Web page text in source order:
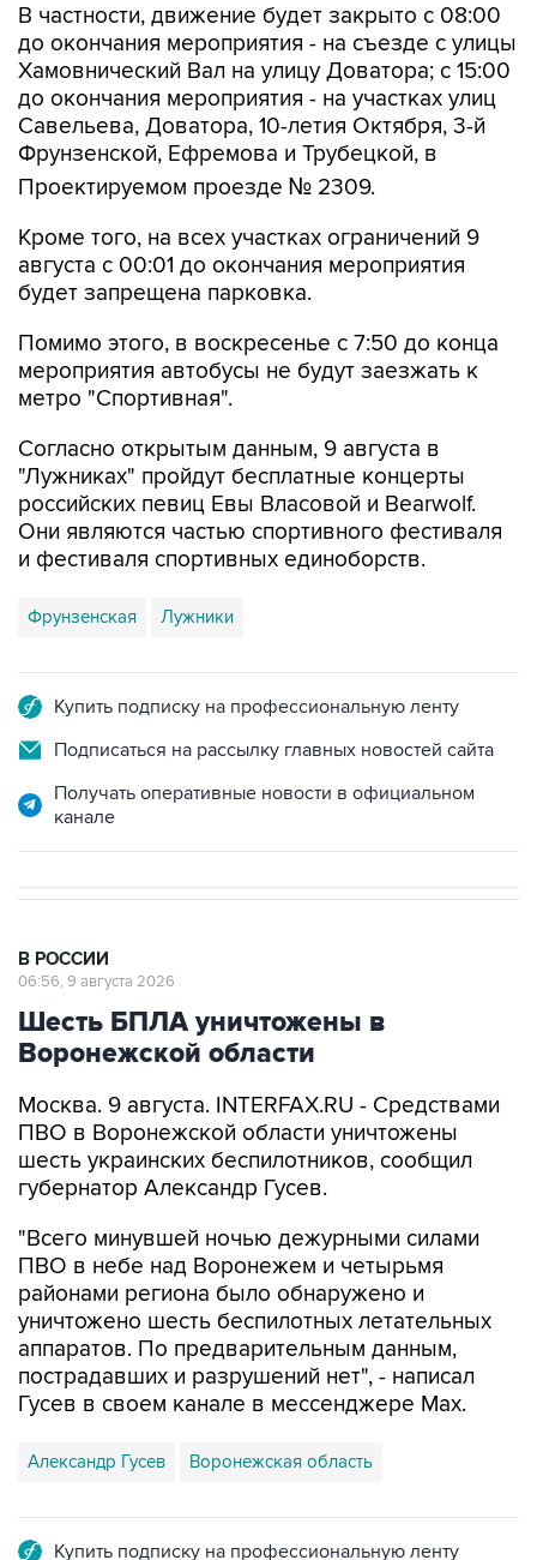
В частности, движение будет закрыто с 08:00
до окончания мероприятия - на съезде с улицы
Хамовнический Вал на улицу Доватора; с 15:00
до окончания мероприятия - на участках улиц
Савельева, Доватора, 10-летия Октября, 3-й
Фрунзенской, Ефремова и Трубецкой, в
Проектируемом проезде № 2309.
Кроме того, на всех участках ограничений 9
августа с 00:01 до окончания мероприятия
будет запрещена парковка.
Помимо этого, в воскресенье с 7:50 до конца
мероприятия автобусы не будут заезжать к
метро "Спортивная".
Согласно открытым данным, 9 августа в
"Лужниках" пройдут бесплатные концерты
российских певиц Евы Власовой и Bearwolf.
Они являются частью спортивного фестиваля
и фестиваля спортивных единоборств.
Фрунзенская Лужники
Купить подписку на профессиональную ленту
Подписаться на рассылку главных новостей сайта
Получать оперативные новости в официальном
канале
В РОССИИ
06:56, 9 августа 2026
Шесть БПЛА уничтожены в
Воронежской области
Москва. 9 августа. INTERFAX.RU - Средствами
ПВО в Воронежской области уничтожены
шесть украинских беспилотников, сообщил
губернатор Александр Гусев.
"Всего минувшей ночью дежурными силами
ПВО в небе над Воронежем и четырьмя
районами региона было обнаружено и
уничтожено шесть беспилотных летательных
аппаратов. По предварительным данным,
пострадавших и разрушений нет", - написал
Гусев в своем канале в мессенджере Max.
Александр Гусев Воронежская область
Купить подписку на профессиональную ленту